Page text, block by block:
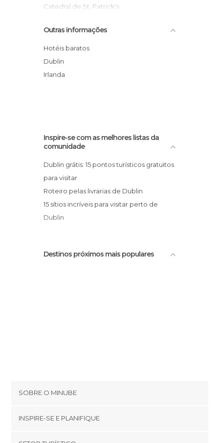
Jardins em Dublin
Mercados em Dublin
Monumentos Históricos em Dublin
Museus em Dublin
Pontes em Dublin
Teatros em Dublin
Catedral de St. Patrick's
Kilmainham Gaol
Castelo de Dublin
Monumento Spire of Dublín
Ponte Ha'penny
Outras informações
Hotéis baratos
Dublin
Irlanda
Inspire-se com as melhores listas da
comunidade
Dublin grátis: 15 pontos turísticos gratuitos
para visitar
Roteiro pelas livrarias de Dublin
15 sítios incríveis para visitar perto de
Dublin
Destinos próximos mais populares
SOBRE O MINUBE
INSPIRE-SE E PLANIFIQUE
footer@item_discovertips_anchor